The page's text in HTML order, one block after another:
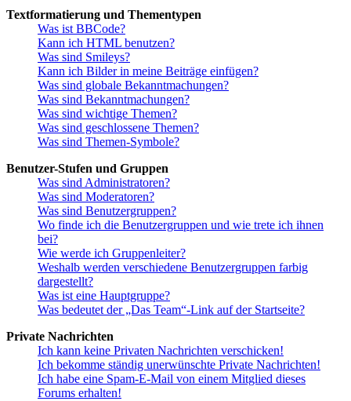
Textformatierung und Thementypen
Was ist BBCode?
Kann ich HTML benutzen?
Was sind Smileys?
Kann ich Bilder in meine Beiträge einfügen?
Was sind globale Bekanntmachungen?
Was sind Bekanntmachungen?
Was sind wichtige Themen?
Was sind geschlossene Themen?
Was sind Themen-Symbole?
Benutzer-Stufen und Gruppen
Was sind Administratoren?
Was sind Moderatoren?
Was sind Benutzergruppen?
Wo finde ich die Benutzergruppen und wie trete ich ihnen
bei?
Wie werde ich Gruppenleiter?
Weshalb werden verschiedene Benutzergruppen farbig
dargestellt?
Was ist eine Hauptgruppe?
Was bedeutet der „Das Team“-Link auf der Startseite?
Private Nachrichten
Ich kann keine Privaten Nachrichten verschicken!
Ich bekomme ständig unerwünschte Private Nachrichten!
Ich habe eine Spam-E-Mail von einem Mitglied dieses
Forums erhalten!